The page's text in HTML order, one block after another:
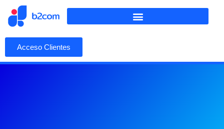
Acceso Clientes